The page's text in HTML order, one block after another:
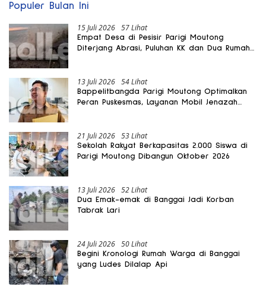
Populer Bulan Ini
15 Juli 2026 57 Lihat
Empat Desa di Pesisir Parigi Moutong
Diterjang Abrasi, Puluhan KK dan Dua Rumah
13 Juli 2026 54 Lihat
Bappelitbangda Parigi Moutong Optimalkan
Peran Puskesmas, Layanan Mobil Jenazah
21 Juli 2026 53 Lihat
Sekolah Rakyat Berkapasitas 2.000 Siswa di
Parigi Moutong Dibangun Oktober 2026
13 Juli 2026 52 Lihat
Dua Emak-emak di Banggai Jadi Korban
Tabrak Lari
24 Juli 2026 50 Lihat
Begini Kronologi Rumah Warga di Banggai
yang Ludes Dilalap Api